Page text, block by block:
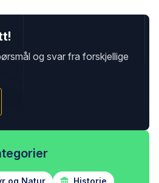
og svar fra forskjellige
og Natur
Historie